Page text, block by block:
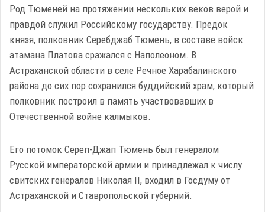
Род Тюменей на протяжении нескольких веков верой и
правдой служил Российскому государству. Предок
князя, полковник Серебджаб Тюмень, в составе войск
атамана Платова сражался с Наполеоном. В
Астраханской области в селе Речное Харабалинского
района до сих пор сохранился буддийский храм, который
полковник построил в память участвовавших в
Отечественной войне калмыков.
Его потомок Сереп-Джап Тюмень был генералом
Русской императорской армии и принадлежал к числу
свитских генералов Николая II, входил в Госдуму от
Астраханской и Ставропольской губерний.